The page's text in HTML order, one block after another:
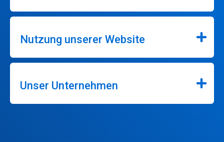
Nutzung unserer Website
Unser Unternehmen